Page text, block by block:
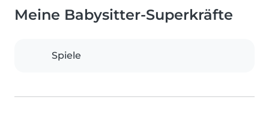
Meine Babysitter-Superkräfte
Spiele